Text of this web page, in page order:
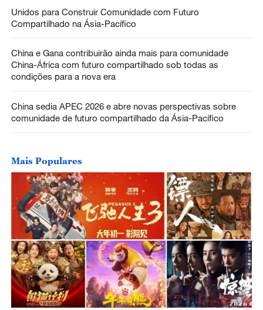
Unidos para Construir Comunidade com Futuro
Compartilhado na Ásia-Pacífico
China e Gana contribuirão ainda mais para comunidade
China-África com futuro compartilhado sob todas as
condições para a nova era
China sedia APEC 2026 e abre novas perspectivas sobre
comunidade de futuro compartilhado da Ásia-Pacífico
Mais Populares